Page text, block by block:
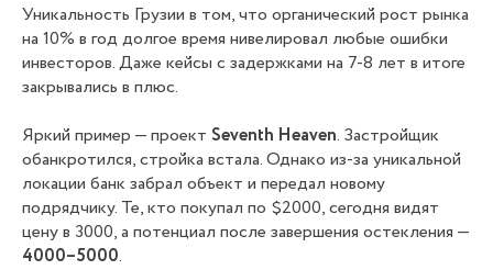
Уникальность Грузии в том, что органический рост рынка
на 10% в год долгое время нивелировал любые ошибки
инвесторов. Даже кейсы с задержками на 7-8 лет в итоге
закрывались в плюс.
Яркий пример — проект Seventh Heaven. Застройщик
обанкротился, стройка встала. Однако из-за уникальной
локации банк забрал объект и передал новому
подрядчику. Те, кто покупал по $2000, сегодня видят
цену в 3000, а потенциал после завершения остекления —
4000–5000.